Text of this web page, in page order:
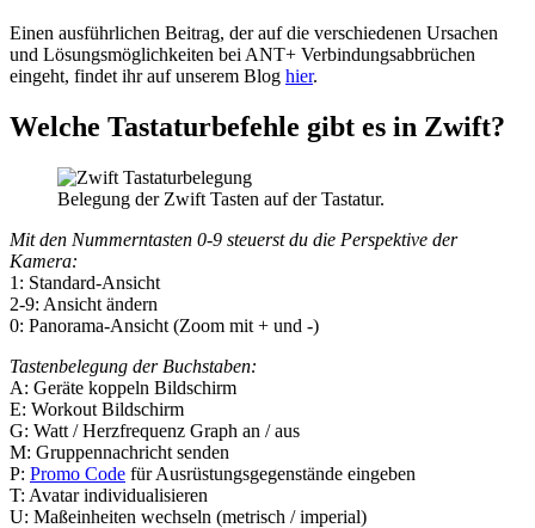
Einen ausführlichen Beitrag, der auf die verschiedenen Ursachen
und Lösungsmöglichkeiten bei ANT+ Verbindungsabbrüchen
eingeht, findet ihr auf unserem Blog hier.
Welche Tastaturbefehle gibt es in Zwift?
Belegung der Zwift Tasten auf der Tastatur.
Mit den Nummerntasten 0-9 steuerst du die Perspektive der
Kamera:
1: Standard-Ansicht
2-9: Ansicht ändern
0: Panorama-Ansicht (Zoom mit + und -)
Tastenbelegung der Buchstaben:
A: Geräte koppeln Bildschirm
E: Workout Bildschirm
G: Watt / Herzfrequenz Graph an / aus
M: Gruppennachricht senden
P: Promo Code für Ausrüstungsgegenstände eingeben
T: Avatar individualisieren
U: Maßeinheiten wechseln (metrisch / imperial)